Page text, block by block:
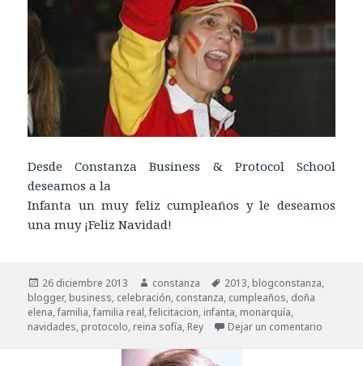
Desde Constanza Business & Protocol School
deseamos a la
Infanta un muy feliz cumpleaños y le deseamos
una muy ¡Feliz Navidad!
Publicado
el
26 diciembre 2013 Autor
constanza Etiquetas
2013, blogconstanza,
blogger, business, celebración, constanza, cumpleaños, doña
elena,familia,familia real,felicitacion, infanta, monarquía,
navidades, protocolo, reina sofía, Rey Dejar un comentario